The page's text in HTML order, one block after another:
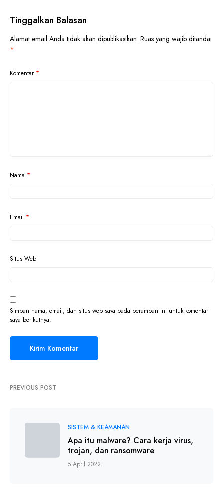
Tinggalkan Balasan
Alamat email Anda tidak akan dipublikasikan. Ruas yang wajib ditandai
*
Komentar *
Nama *
Email *
Situs Web
Simpan nama, email, dan situs web saya pada peramban ini untuk komentar
saya berikutnya.
PREVIOUS POST
SISTEM & KEAMANAN
Apa itu malware? Cara kerja virus,
trojan, dan ransomware
5 April 2022